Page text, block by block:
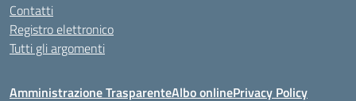
Contatti
Registro elettronico
Tutti gli argomenti
Amministrazione TrasparenteAlbo onlinePrivacy Policy